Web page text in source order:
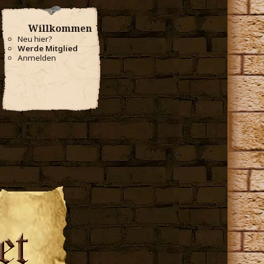
Willkommen
Neu hier?
Werde Mitglied
Anmelden